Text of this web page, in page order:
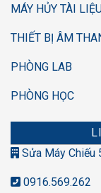
MÁY HỦY TÀI
THIẾT BỊ ÂM
PHÒNG LAB
PHÒNG HỌC
Sửa Máy Chiếu
0916.569.262